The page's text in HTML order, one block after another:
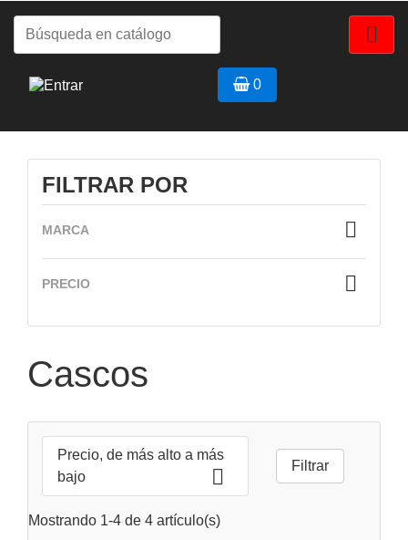

0
FILTRAR POR
MARCA 
PRECIO 
Cascos
Precio, de más alto a más
bajo
 Filtrar
Mostrando 1-4 de 4 artículo(s)